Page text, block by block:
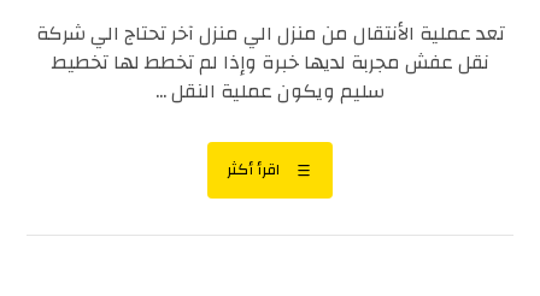
تعد عملية الأنتقال من منزل الي منزل آخر تحتاج الي شركة
نقل عفش مجربة لديها خبرة وإذا لم تخطط لها تخطيط
سليم ويكون عملية النقل ...
اقرأ أكثر